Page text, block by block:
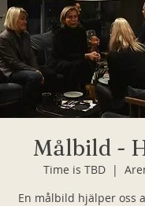
Målbild -
Time is TBD
  |
En målbild hjälper oss